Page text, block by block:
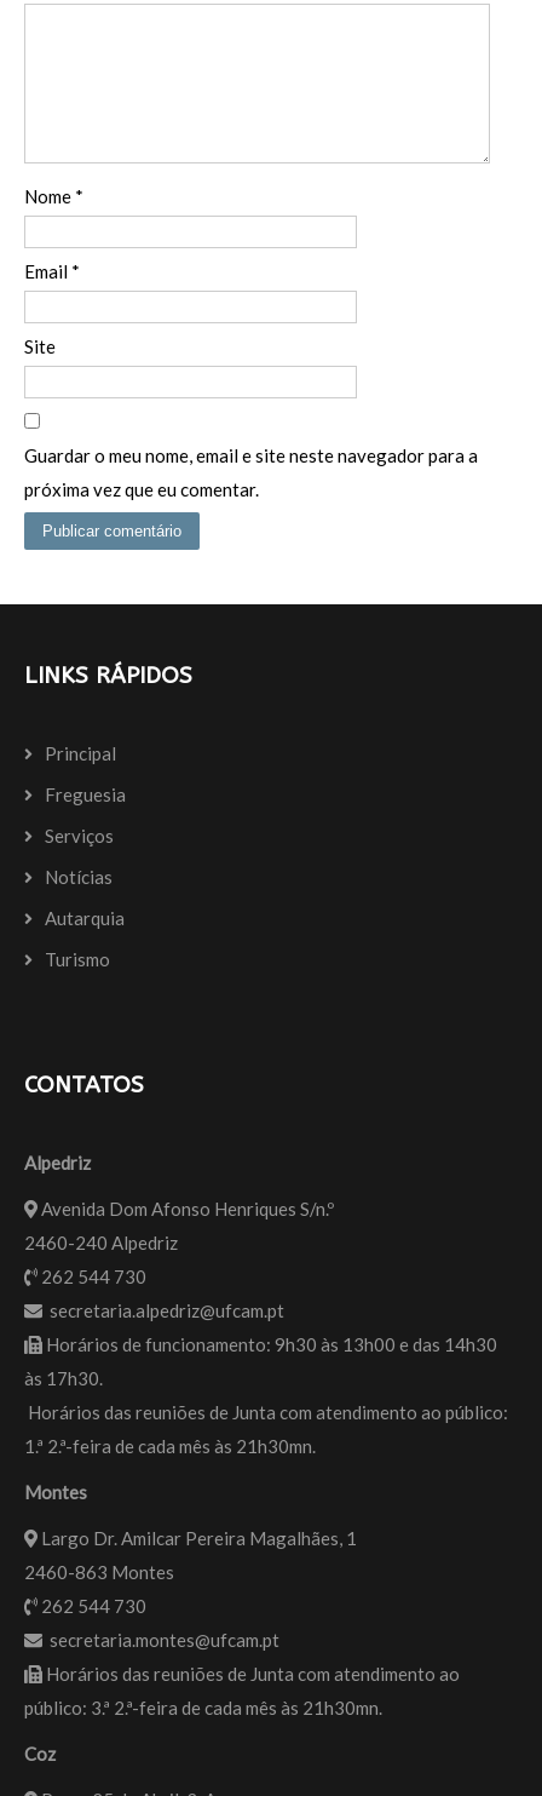
Nome *
Email *
Site
Guardar o meu nome, email e site neste navegador para a
próxima vez que eu comentar.
LINKS RÁPIDOS
Principal
Freguesia
Serviços
Notícias
Autarquia
Turismo
CONTATOS
Alpedriz
Avenida Dom Afonso Henriques S/n.º
2460-240 Alpedriz
262 544 730
secretaria.alpedriz@ufcam.pt
Horários de funcionamento: 9h30 às 13h00 e das 14h30
às 17h30.
Horários das reuniões de Junta com atendimento ao público:
1.ª 2.ª-feira de cada mês às 21h30mn.
Montes
Largo Dr. Amilcar Pereira Magalhães, 1
2460-863 Montes
262 544 730
secretaria.montes@ufcam.pt
Horários das reuniões de Junta com atendimento ao
público: 3.ª 2.ª-feira de cada mês às 21h30mn.
Coz